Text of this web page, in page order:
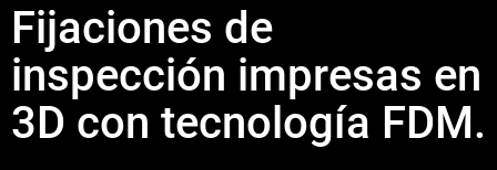
Fijaciones de
inspección impresas en
3D con tecnología FDM.